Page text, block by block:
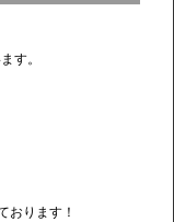
す。
おります！